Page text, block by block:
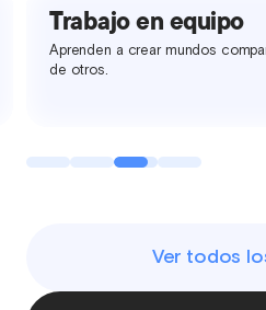
Trabajo en equipo
Aprenden a crear mundos
de otros.
Ver todos